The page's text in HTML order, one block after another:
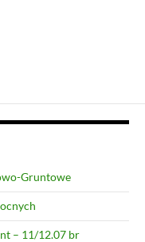
Gruntowe
– 11/12.07 br